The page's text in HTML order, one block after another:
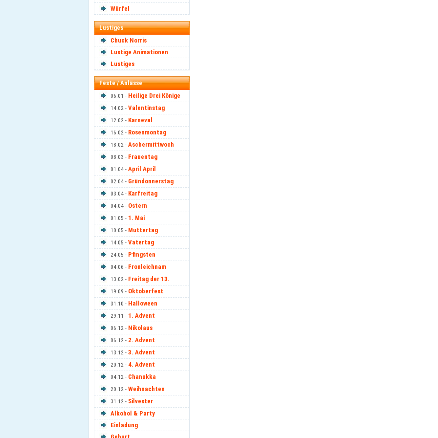
Würfel
Lustiges
Chuck Norris
Lustige Animationen
Lustiges
Feste / Anlässe
06.01 - Heilige Drei Könige
14.02 - Valentinstag
12.02 - Karneval
16.02 - Rosenmontag
18.02 - Aschermittwoch
08.03 - Frauentag
01.04 - April April
02.04 - Gründonnerstag
03.04 - Karfreitag
04.04 - Ostern
01.05 - 1. Mai
10.05 - Muttertag
14.05 - Vatertag
24.05 - Pfingsten
04.06 - Fronleichnam
13.02 - Freitag der 13.
19.09 - Oktoberfest
31.10 - Halloween
29.11 - 1. Advent
06.12 - Nikolaus
06.12 - 2. Advent
13.12 - 3. Advent
20.12 - 4. Advent
04.12 - Chanukka
20.12 - Weihnachten
31.12 - Silvester
Alkohol & Party
Einladung